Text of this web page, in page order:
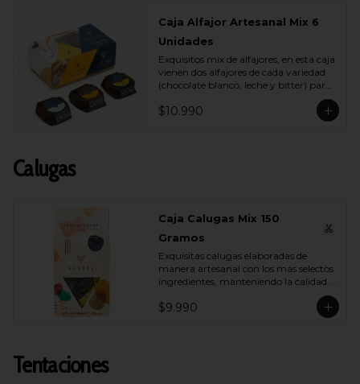
Caja Alfajor Artesanal Mix 6
Unidades
Exquisitos mix de alfajores, en esta caja
vienen dos alfajores de cada variedad
(chocolate blanco, leche y bitter) para
querido.
$10.990
Calugas
Caja Calugas Mix 150
Gramos
Exquisitas calugas elaboradas de
manera artesanal con los más selectos
ingredientes, manteniendo la calidad
propia de Vettel. Encuéntralas en sus
distintas variedades para que
$9.990
Tentaciones